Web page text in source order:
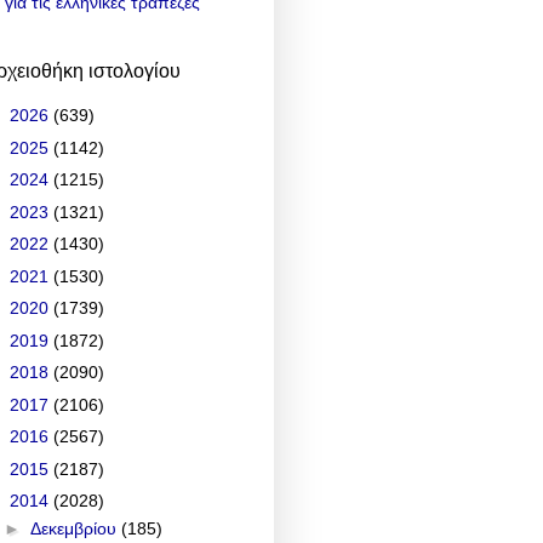
ιστολογίου
2026 (639)
2025 (1142)
2024 (1215)
2023 (1321)
2022 (1430)
2021 (1530)
2020 (1739)
2019 (1872)
2018 (2090)
2017 (2106)
2016 (2567)
2015 (2187)
2014 (2028)
► Δεκεμβρίου (185)